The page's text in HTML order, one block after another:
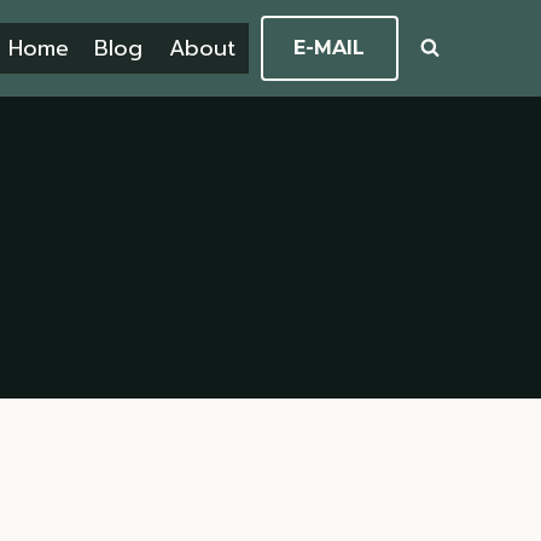
Home Blog About E-MAIL